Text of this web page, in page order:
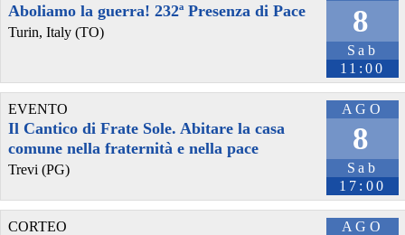
8
Sab
11:00
Aboliamo la guerra! 232ª Presenza di Pace
Turin, Italy (TO)
AGO
8
Sab
17:00
EVENTO
Il Cantico di Frate Sole. Abitare la casa
comune nella fraternità e nella pace
Trevi (PG)
AGO
CORTEO